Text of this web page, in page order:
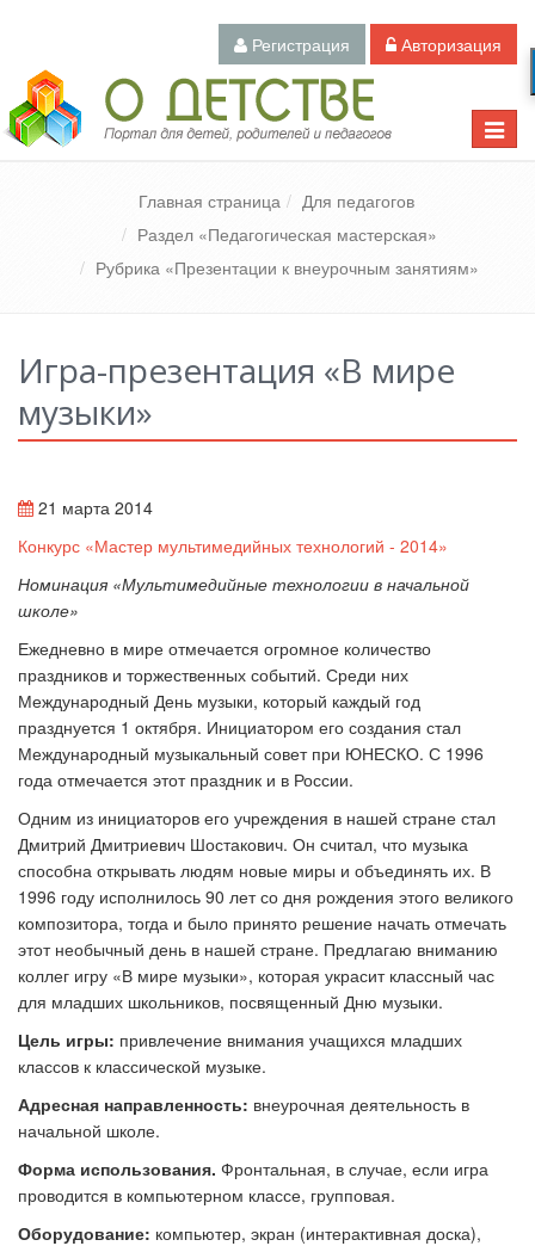
Регистрация Авторизация
Toggle
Педагогический портал «О детстве»
Главная страница
Для педагогов
Раздел «Педагогическая мастерская»
Рубрика «Презентации к внеурочным занятиям»
Игра-презентация «В мире
музыки»
21 марта 2014
Конкурс «Мастер мультимедийных технологий - 2014»
Номинация «Мультимедийные технологии в начальной
школе»
Ежедневно в мире отмечается огромное количество
праздников и торжественных событий. Среди них
Международный День музыки, который каждый год
празднуется 1 октября. Инициатором его создания стал
Международный музыкальный совет при ЮНЕСКО. С 1996
года отмечается этот праздник и в России.
Одним из инициаторов его учреждения в нашей стране стал
Дмитрий Дмитриевич Шостакович. Он считал, что музыка
способна открывать людям новые миры и объединять их. В
1996 году исполнилось 90 лет со дня рождения этого великого
композитора, тогда и было принято решение начать отмечать
этот необычный день в нашей стране. Предлагаю вниманию
коллег игру «В мире музыки», которая украсит классный час
для младших школьников, посвященный Дню музыки.
Цель игры: привлечение внимания учащихся младших
классов к классической музыке.
Адресная направленность: внеурочная деятельность в
начальной школе.
Форма использования. Фронтальная, в случае, если игра
проводится в компьютерном классе, групповая.
Оборудование: компьютер, экран (интерактивная доска),